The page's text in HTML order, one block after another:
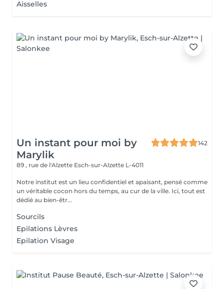
Aisselles
Un instant pour moi by
Marylik
142
89 , rue de l'Alzette Esch-sur-Alzette L-4011
Notre institut est un lieu confidentiel et apaisant, pensé comme
un véritable cocon hors du temps, au cur de la ville. Ici, tout est
dédié au bien-êtr...
Sourcils
Epilations Lèvres
Epilation Visage